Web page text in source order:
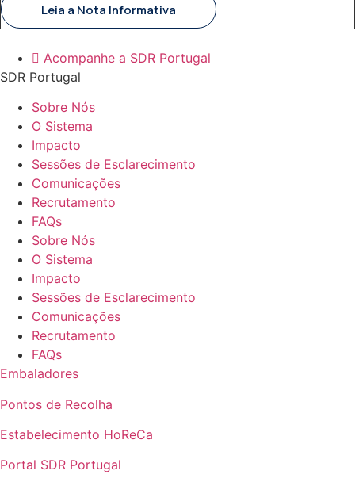
Leia a Nota Informativa
Acompanhe a SDR Portugal
SDR Portugal
Sobre Nós
O Sistema
Impacto
Sessões de Esclarecimento
Comunicações
Recrutamento
FAQs
Sobre Nós
O Sistema
Impacto
Sessões de Esclarecimento
Comunicações
Recrutamento
FAQs
Embaladores
Pontos de Recolha
Estabelecimento HoReCa
Portal SDR Portugal